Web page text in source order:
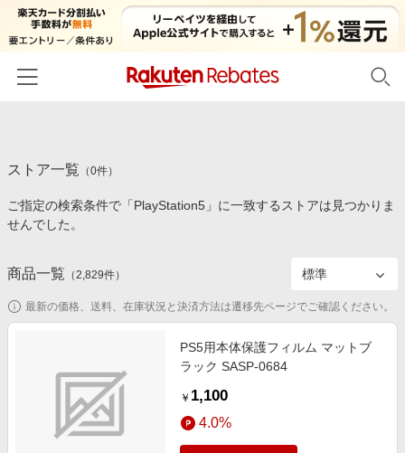
カテゴリー一覧
百貨店・総合ECモール
食品・スイーツ・お酒
コスメ・健康・医薬品
家電・PC・スマホ・カメラ
スポーツ・アウトドア・ゴルフ
イベント一覧
初回購入者限定特典
対象ストア新規限定特典
楽天ペイ導入ストア
楽天サービス特集
ストア一覧 （0件）
ご指定の検索条件で「PlayStation5」に一致するストアは見つかりま
せんでした。
商品一覧 （2,829件）
最新の価格、送料、在庫状況と決済方法は遷移先ページでご確認ください。
PS5用本体保護フィルム マットブ
ラック SASP-0684
￥ 1,100
4.0%